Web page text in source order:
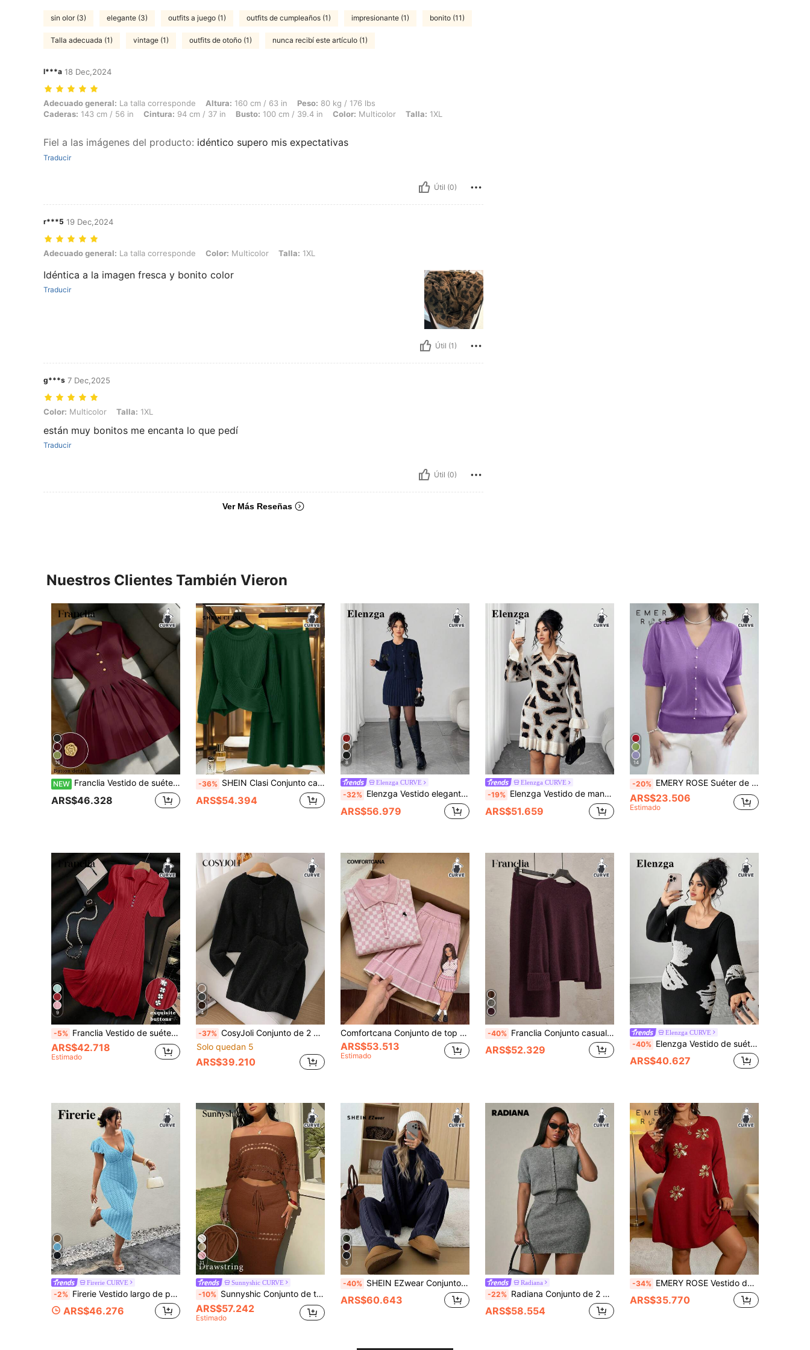
sin olor (3) elegante (3) outfits a juego (1) outfits de cumpleaños (1) impresionante (1) bonito (11)
Talla adecuada (1) vintage (1) outfits de otoño (1) nunca recibí este artículo (1)
l***a 18 Dec,2024
Adecuado general: La talla corresponde, Altura: 160 cm / 63 in, Peso: 80 kg / 176 lbs, Caderas: 143 cm / 56 in, Cintura: 94 cm / 37 in, Busto: 100 cm / 39.4 in, Color: Multicolor, Talla: 1XL
Adecuado general: La talla corresponde Altura: 160 cm / 63 in Peso: 80 kg / 176 lbs
Caderas: 143 cm / 56 in Cintura: 94 cm / 37 in Busto: 100 cm / 39.4 in Color: Multicolor Talla: 1XL
Fiel a las imágenes del producto: idéntico supero mis expectativas
Traducir
Útil (0)
r***5 19 Dec,2024
Adecuado general: La talla corresponde, Color: Multicolor, Talla: 1XL
Adecuado general: La talla corresponde Color: Multicolor Talla: 1XL
Idéntica a la imagen fresca y bonito color
Traducir
Útil (1)
g***s 7 Dec,2025
Color: Multicolor, Talla: 1XL
Color: Multicolor Talla: 1XL
están muy bonitos me encanta lo que pedí
Traducir
Útil (0)
Ver Más Reseñas
Nuestros Clientes También Vieron
16
NEW Franclia Vestido de suéter de punto corto regular con cuello en V y hombros rectos, unicolor, casual y elegante para uso diario versátil, talla grande, ajuste ceñido, manga corta, botones de rosa metálica, diseño de falda plisada con forma de paraguas, vestido de manga corta para vacaciones, primavera y verano
ARS$46.328
-36% SHEIN Clasi Conjunto casual de suéter de cuello redondo y falda de punto de unicolor con bajo asimétrico para mujer talla grande, otoño/invierno
ARS$54.394
8
Elenzga CURVE
-32% Elenzga Vestido elegante sin mangas con cárdigan de manga larga, conjunto de punto de corte holgado talla grande, ropa exterior, atuendo de invierno para mujer
ARS$56.979
Elenzga CURVE
-19% Elenzga Vestido de manga larga ajustado con cuello de volantes y estampado de leopardo, elegante y cómodo, talla grande
ARS$51.659
14
-20% EMERY ROSE Suéter de punto de manga corta de unicolor informal de talla grande para otoño e invierno
ARS$23.506
Estimado
9
-5% Franclia Vestido de suéter largo de talla grande, con cuello polo, manga corta, botones florales, acanalado, ajuste ceñido, color azul nebuloso, elegante, francés, casual, elegante, retro, suave, para ir al trabajo, de moda, diseñado, para vacaciones, para citas, para sesiones de fotos
ARS$42.718
Estimado
4
-37% CosyJoli Conjunto de 2 piezas de cárdigan y falda negros de talla grande para mujer, uso casual de otoño/invierno
Solo quedan 5
ARS$39.210
Comfortcana Conjunto de top de tirantes de punto a cuadros estilo tenis y falda plisada de punto para mujer talla grande
ARS$53.513
Estimado
-40% Franclia Conjunto casual de suéter de manga raglán de cuello redondo y falda midi de punto de unicolor para mujer de talla grande
ARS$52.329
Elenzga CURVE
-40% Elenzga Vestido de suéter holgado de manga larga de talla grande elegante con bloque de color jacquard, adecuado para el invierno
ARS$40.627
5
Firerie CURVE
-2% Firerie Vestido largo de punto elegante y romántico para mujer de talla grande con mangas acampanadas en amarillo pálido, adecuado para viajes de primavera/verano
ARS$46.276
11
Sunnyshic CURVE
-10% Sunnyshic Conjunto de top corto de punto y falda larga recta y estilizadora con hombros descubiertos, calado, volantes y cintura ceñida, de estilo elegante, sexy y bohemio, para mujer talla grande, adecuado para citas, festivales, picnics, sesiones de fotos y vacaciones
ARS$57.242
Estimado
5
-40% SHEIN EZwear Conjunto de 2 piezas de punto azul marino talla grande para mujer, suéter de manga larga y cuello redondo con pantalones, ropa de estar en casa casual elegante de otoño
ARS$60.643
Radiana
-22% Radiana Conjunto de 2 piezas de mujer talla grande de primavera y verano elegante de hilo esponjoso con cárdigan ajustado de cuello redondo y falda a juego, adecuado para el estilo de la calle principal, la oficina. Conjunto de 2 piezas gris, adecuado para baile de graduación, Día de San Valentín, vestido de diva sexy con hombros descubiertos, curva, adecuado para Año Nuevo, Navidad, estilo de calle principal, urbano, oficina sirena coqueta, atuendo de crucero, viaje, negocios, retro, vintage, fiesta, resort, salida, dinero antiguo, con capas ricas, evento formal, casual
ARS$58.554
-34% EMERY ROSE Vestido de suéter de talla grande para mujer, rojo, elegante de otoño, de satén con lentejuelas y bordado, de punto, cuello redondo, casual, unicolor, para Navidad, vacaciones y oficina
ARS$35.770